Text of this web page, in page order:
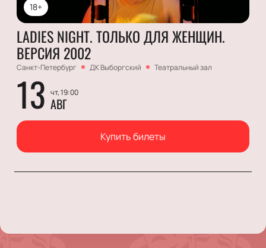
18+
LADIES NIGHT. ТОЛЬКО ДЛЯ ЖЕНЩИН.
ВЕРСИЯ 2002
Санкт-Петербург ДК Выборгский Театральный зал
13 чт, 19:00
АВГ
Купить билеты